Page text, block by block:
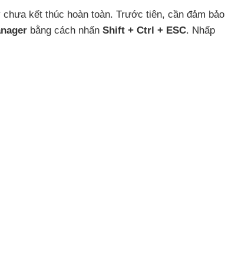
chưa kết thúc hoàn toàn. Trước tiên, cần đảm bảo
bằng cách nhấn Shift + Ctrl + ESC. Nhấp